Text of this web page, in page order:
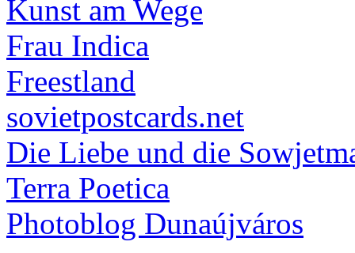
Kunst am Wege
Frau Indica
Freestland
sovietpostcards.net
Die Liebe und die
Terra Poetica
Photoblog Dunaújváros